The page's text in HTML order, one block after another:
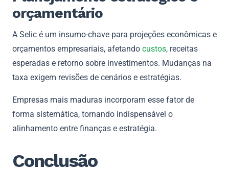
orçamentário
A Selic é um insumo-chave para projeções econômicas e
orçamentos empresariais, afetando custos, receitas
esperadas e retorno sobre investimentos. Mudanças na
taxa exigem revisões de cenários e estratégias.
Empresas mais maduras incorporam esse fator de
forma sistemática, tornando indispensável o
alinhamento entre finanças e estratégia.
Conclusão